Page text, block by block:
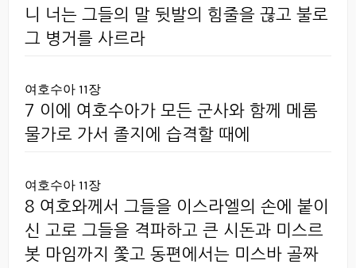
니 너는 그들의 말 뒷발의 힘줄을 끊고 불로
그 병거를 사르라
여호수아 11장
7 이에 여호수아가 모든 군사와 함께 메롬
물가로 가서 졸지에 습격할 때에
여호수아 11장
8 여호와께서 그들을 이스라엘의 손에 붙이
신 고로 그들을 격파하고 큰 시돈과 미스르
봇 마임까지 쫓고 동편에서는 미스바 골짜